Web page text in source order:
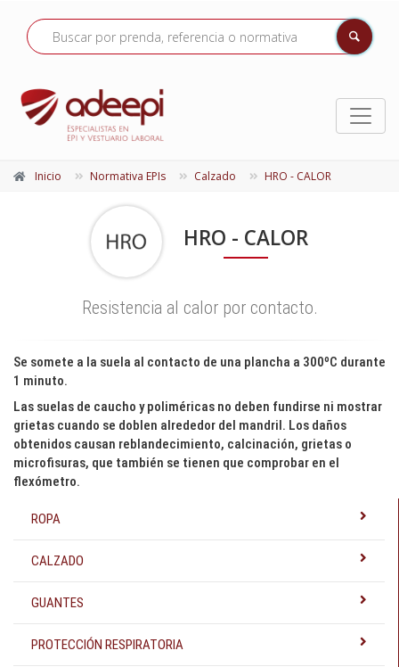
Inicio Normativa EPIs Calzado HRO - CALOR
ROPA
CALZADO
GUANTES
PROTECCIÓN RESPIRATORIA
HRO - CALOR
Resistencia al calor por contacto.
Se somete a la suela al contacto de una plancha a 300ºC durante
1 minuto.
Las suelas de caucho y poliméricas no deben fundirse ni mostrar
grietas cuando se doblen alrededor del mandril. Los daños
obtenidos causan reblandecimiento, calcinación, grietas o
microfisuras, que también se tienen que comprobar en el
flexómetro.